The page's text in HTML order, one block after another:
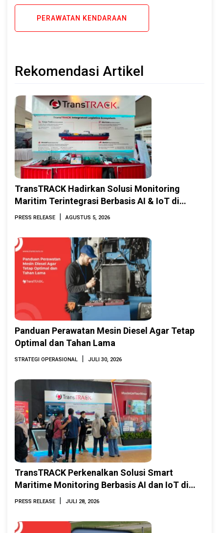
PERAWATAN KENDARAAN
Rekomendasi Artikel
TransTRACK Hadirkan Solusi Monitoring
Maritim Terintegrasi Berbasis AI & IoT di
Indonesia Marine & Offshore Expo (IMOX)
PRESS RELEASE | AGUSTUS 5, 2026
Panduan Perawatan Mesin Diesel Agar Tetap
Optimal dan Tahan Lama
STRATEGI OPERASIONAL | JULI 30, 2026
TransTRACK Perkenalkan Solusi Smart
Maritime Monitoring Berbasis AI dan IoT di
INAMARINE 2026
PRESS RELEASE | JULI 28, 2026